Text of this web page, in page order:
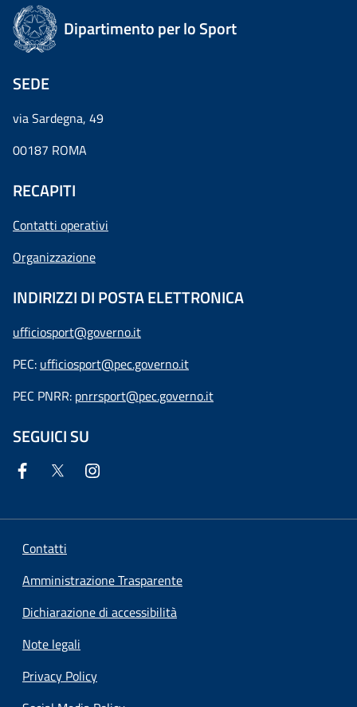
Dipartimento per lo Sport
SEDE
via Sardegna, 49
00187 ROMA
RECAPITI
Contatti operativi
Organizzazione
INDIRIZZI DI POSTA ELETTRONICA
ufficiosport@governo.it
PEC: ufficiosport@pec.governo.it
PEC PNRR: pnrrsport@pec.governo.it
SEGUICI SU
Contatti
Amministrazione Trasparente
Dichiarazione di accessibilità
Note legali
Privacy Policy